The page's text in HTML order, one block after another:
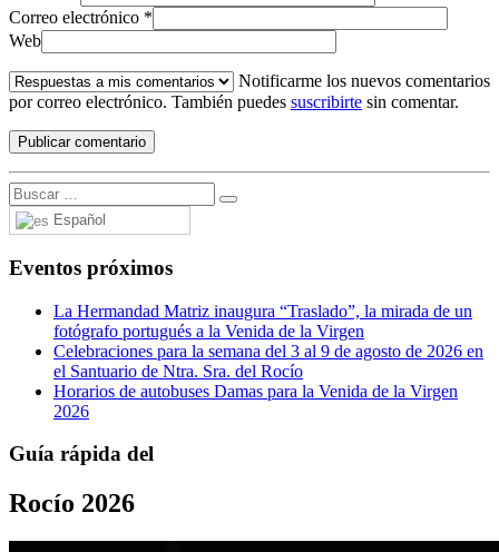
Correo electrónico *
Web
Notificarme los nuevos comentarios
por correo electrónico. También puedes suscribirte sin comentar.
Español
Eventos próximos
La Hermandad Matriz inaugura “Traslado”, la mirada de un
fotógrafo portugués a la Venida de la Virgen
Celebraciones para la semana del 3 al 9 de agosto de 2026 en
el Santuario de Ntra. Sra. del Rocío
Horarios de autobuses Damas para la Venida de la Virgen
2026
Guía rápida del
Rocío 2026